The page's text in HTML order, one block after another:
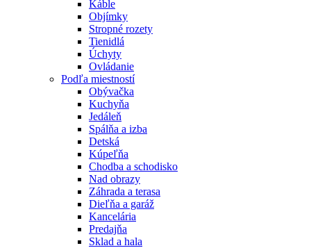
Káble
Objímky
Stropné rozety
Tienidlá
Úchyty
Ovládanie
Podľa miestností
Obývačka
Kuchyňa
Jedáleň
Spálňa a izba
Detská
Kúpeľňa
Chodba a schodisko
Nad obrazy
Záhrada a terasa
Dieľňa a garáž
Kancelária
Predajňa
Sklad a hala